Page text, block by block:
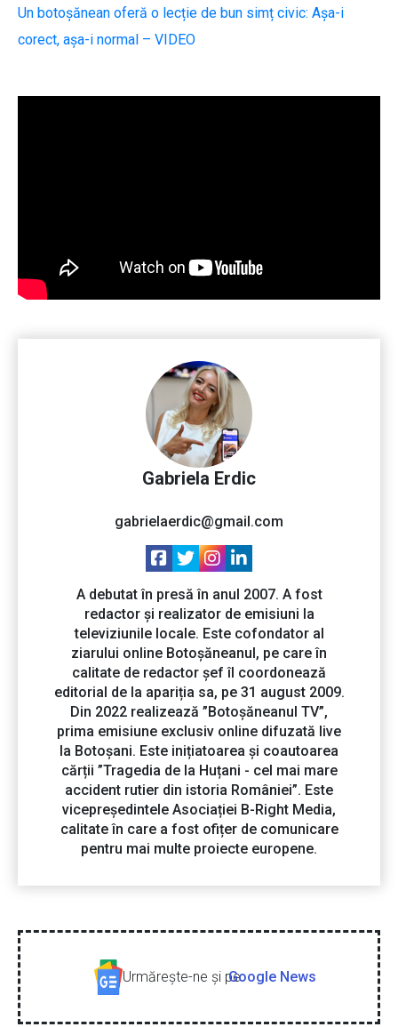
Un botoșănean oferă o lecție de bun simț civic: Așa-i
corect, așa-i normal – VIDEO
Gabriela Erdic
gabrielaerdic@gmail.com
A debutat în presă în anul 2007. A fost
redactor și realizator de emisiuni la
televiziunile locale. Este cofondator al
ziarului online Botoșăneanul, pe care în
calitate de redactor șef îl coordonează
editorial de la apariția sa, pe 31 august 2009.
Din 2022 realizează ”Botoșăneanul TV”,
prima emisiune exclusiv online difuzată live
la Botoșani. Este inițiatoarea și coautoarea
cărții ”Tragedia de la Huțani - cel mai mare
accident rutier din istoria României”. Este
vicepreședintele Asociației B-Right Media,
calitate în care a fost ofițer de comunicare
pentru mai multe proiecte europene.
Urmăreşte-ne şi peGoogle News